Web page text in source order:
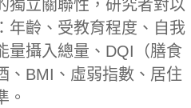
獨立關聯性，研究者對以
年齡、受教育程度、自我
量攝入總量、DQI（膳食
、BMI、虛弱指數、居住
。